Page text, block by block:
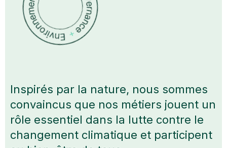
Inspirés par la nature, nous sommes
convaincus que nos métiers jouent un
rôle essentiel dans la lutte contre le
changement climatique et participent